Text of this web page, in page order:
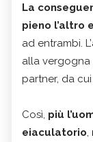
La
pieno l’altro
ad entrambi. L’
alla vergogna
partner, da
Così, più
eiaculatorio,